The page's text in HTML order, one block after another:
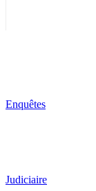
Enquêtes
Judiciaire